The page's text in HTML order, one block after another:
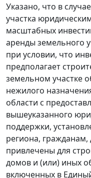
Указано, что в
участка
масштабных
аренды земельного
при условии, что
предполагает
земельном участке
нежилого
области с
вышеуказанного
поддержки,
региона,
привлечены для
домов и (или) иных
включенных в